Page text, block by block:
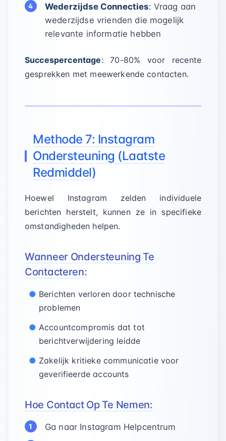
Wederzijdse Connecties: Vraag aan
wederzijdse vrienden die mogelijk
relevante informatie hebben
Succespercentage: 70-80% voor recente
gesprekken met meewerkende contacten.
Methode 7: Instagram
Ondersteuning (Laatste
Redmiddel)
Hoewel Instagram zelden individuele
berichten herstelt, kunnen ze in specifieke
omstandigheden helpen.
Wanneer Ondersteuning Te
Contacteren:
Berichten verloren door technische
problemen
Accountcompromis dat tot
berichtverwijdering leidde
Zakelijk kritieke communicatie voor
geverifieerde accounts
Hoe Contact Op Te Nemen:
Ga naar Instagram Helpcentrum